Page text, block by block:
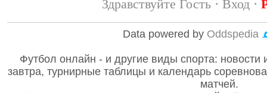
Здравствуйте Гость · Вход·
Data powered by Oddspedia
Футбол онлайн - и другие виды спорта: новости
завтра, турнирные таблицы и календарь
матчей.